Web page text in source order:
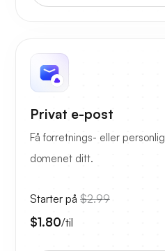
Privat e-post
Få forretnings- eller
domenet ditt.
Starter på $2.99
$1.80/til